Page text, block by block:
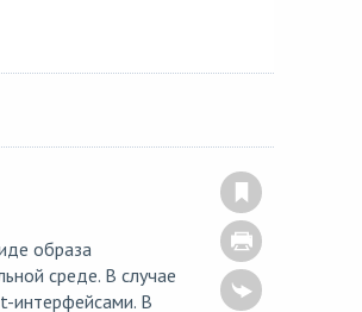
образа
среде. В случае
интерфейсами. В